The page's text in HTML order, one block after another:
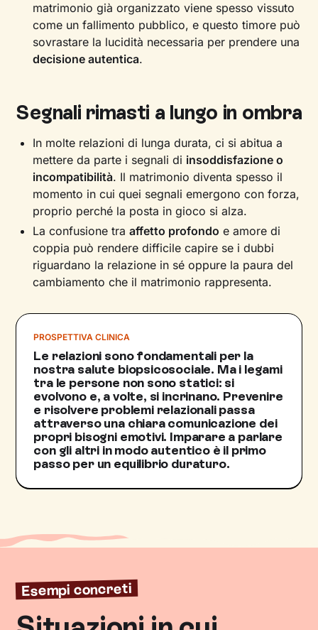
matrimonio già organizzato viene spesso vissuto
come un fallimento pubblico, e questo timore può
sovrastare la lucidità necessaria per prendere una
decisione autentica.
Segnali rimasti a lungo in ombra
In molte relazioni di lunga durata, ci si abitua a
mettere da parte i segnali di insoddisfazione o
incompatibilità. Il matrimonio diventa spesso il
momento in cui quei segnali emergono con forza,
proprio perché la posta in gioco si alza.
La confusione traaffetto profondo e amore di
coppia può rendere difficile capire se i dubbi
riguardano la relazione in sé oppure la paura del
cambiamento che il matrimonio rappresenta.
PROSPETTIVA CLINICA
Le relazioni sono fondamentali per la
nostra salute biopsicosociale. Ma i legami
tra le persone non sono statici: si
evolvono e, a volte, si incrinano. Prevenire
e risolvere problemi relazionali passa
attraverso una chiara comunicazione dei
propri bisogni emotivi. Imparare a parlare
con gli altri in modo autentico è il primo
passo per un equilibrio duraturo.
Esempi concreti